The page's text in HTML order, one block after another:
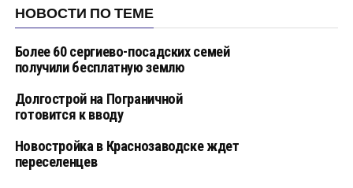
НОВОСТИ ПО ТЕМЕ
Более 60 сергиево-посадских семей
получили бесплатную землю
Долгострой на Пограничной
готовится к вводу
Новостройка в Краснозаводске ждет
переселенцев